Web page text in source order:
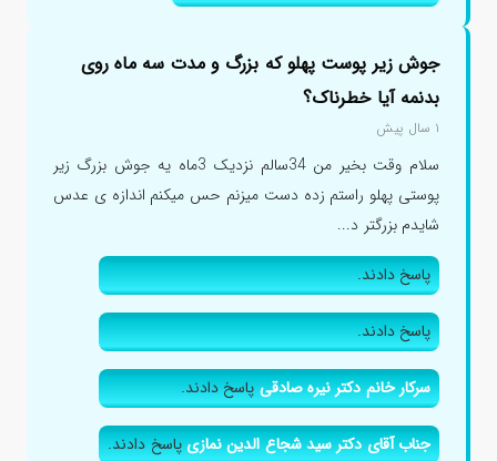
جوش زیر پوست پهلو که بزرگ و مدت سه ماه روی
بدنمه آیا خطرناک؟
۱ سال پیش
سلام وقت بخیر من 34سالم نزدیک 3ماه یه جوش بزرگ زیر
پوستی پهلو راستم زده دست میزنم حس میکنم اندازه ی عدس
شایدم بزرگتر د...
پاسخ دادند.
پاسخ دادند.
سرکار خانم دکتر نیره صادقیپاسخ دادند.
جناب آقای دکتر سید شجاع الدین نمازیپاسخ دادند.